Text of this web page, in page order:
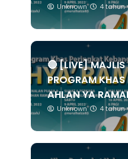
Unknown 4 tahun
🔴 [LIVE] MAJLIS
PROGRAM
AHLAN YA
Unknown 4 tahun